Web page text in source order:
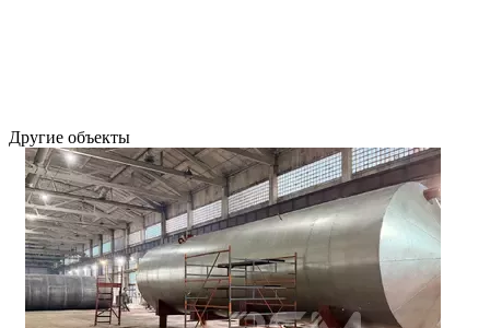
Другие объекты